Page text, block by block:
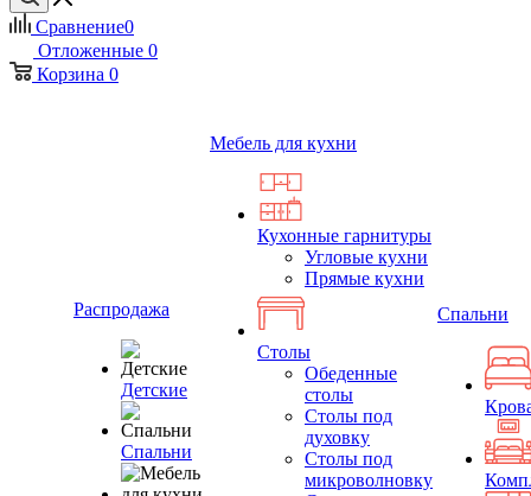
Сравнение0
Отложенные 0
Корзина 0
Распродажа
Детские
Спальни
Мебель для кухни
Кухонные гарнитуры
Угловые кухни
Прямые кухни
Столы
Обеденные
столы
Столы под
духовку
Столы под
микроволновку
Спальни